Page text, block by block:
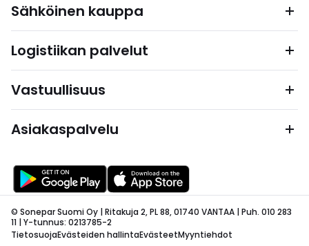
Sähköinen kauppa
Logistiikan palvelut
Vastuullisuus
Asiakaspalvelu
© Sonepar Suomi Oy | Ritakuja 2, PL 88, 01740 VANTAA | Puh. 010 283
11 | Y-tunnus: 0213785-2
TietosuojaEvästeiden hallintaEvästeetMyyntiehdot